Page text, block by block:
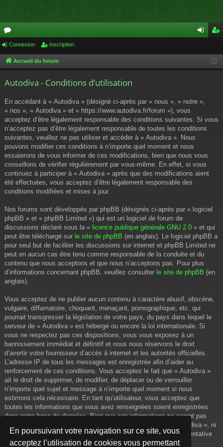
En poursuivant votre navigation sur ce site, vous
acceptez l’utilisation de cookies vous permettant
or
u cri
Connexion Inscription
Accueil du forum
Autodiva - Conditions d’utilisation
En accédant à « Autodiva » (désigné ci-après par « nous », « notre »,
« nos », « Autodiva » et « https://www.autodiva.fr/forum »), vous
acceptez d’être légalement responsable des conditions suivantes. Si vous
n’acceptez pas d’être légalement responsable de toutes les conditions
suivantes, veuillez ne pas utiliser et accéder à « Autodiva ». Nous
pouvons modifier ces conditions à n’importe quel moment et nous
essaierons de vous informer de ces modifications, bien que nous vous
conseillons de vérifier régulièrement par vous-même. En effet, si vous
continuez à participer à « Autodiva » après que des modifications aient
été effectuées, vous acceptez d’être légalement responsable des
conditions modifiées et mises à jour.
Nos forums sont développés par phpBB (désignés ci-après par « logiciel
phpBB » et « phpBB Limited ») qui est un logiciel de forum de
discussions déclaré sous la « licence publique générale GNU 2.0 » et qui
peut être téléchargé sur le site de phpBB (en anglais). Le logiciel phpBB a
pour seul but de faciliter les discussions sur internet et phpBB Limited ne
peut en aucun cas être tenu comme responsable de la conduite et du
contenu que nous acceptons et que nous n’acceptons pas. Pour plus
d’informations concernant phpBB, veuillez consulter le site de phpBB (en
anglais).
Vous acceptez de ne publier aucun contenu à caractère abusif, obscène,
vulgaire, diffamatoire, choquant, menaçant, pornographique, etc. qui
pourrait transgresser la législation de votre pays, du pays dans lequel le
serveur de « Autodiva » est hébergé ou encore la loi internationale. Si
vous ne respectez pas ces dispositions, vous vous exposez à un
bannissement immédiat et définitif et nous nous réservons le droit
d’avertir votre fournisseur d’accès à internet et les autorités officielles.
L’adresse IP de tous les messages est enregistrée afin d’aider au
renforcement de ces conditions. Vous acceptez le fait que « Autodiva »
ait le droit de supprimer, de modifier, de déplacer ou de verrouiller
n’importe quel sujet et message à n’importe quel moment si nous
estimons cela nécessaire. En tant qu’utilisateur, vous acceptez que
toutes les informations que vous avez renseignées soient enregistrées
dans notre base de données. Bien que ces informations ne seront pas
diffusées à une tierce partie sans votre consentement, ni « Autodiva », ni
phpBB, ne pourront être tenus comme responsables en cas de tentative
de piratage informatique visant à compromettre vos données.